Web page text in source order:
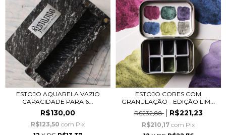
ESTOJO AQUARELA VAZIO
CAPACIDADE PARA 6...
R$130,00
R$123,50 com Pix
ESTOJO CORES COM
GRANULAÇÃO - EDIÇÃO LIM...
R$232,88
R$221,23
R$210,17 com Pix